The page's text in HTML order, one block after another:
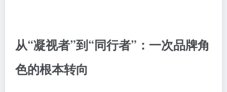
从“凝视者”到“同行者”：一次品牌角
色的根本转向